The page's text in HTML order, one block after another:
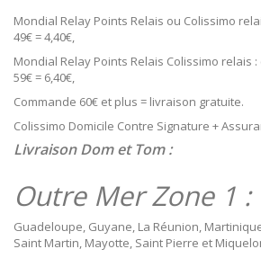
Mondial Relay Points Relais ou Colissimo
49€ = 4,40€,
Mondial Relay Points Relais Colissimo relais
59€ = 6,40€,
Commande 60€ et plus = livraison gratuite.
Colissimo Domicile Contre Signature +
Livraison Dom et Tom :
Outre Mer Zone 1 :
Guadeloupe, Guyane, La Réunion,
Saint Martin, Mayotte, Saint Pierre et